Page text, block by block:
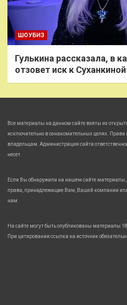
ШОУБИЗ
Гулькина рассказала, в
отзовет иск к Суханкиной
Все материалы на данном сайте взяты из
исключительно в ознакомительных целях.
владельцам. Администрация сайта
несет.
Если Вы обнаружили на нашем сайте
права, принадлежащие Вам, Вашей компании
нам.
На сайте могут быть опубликованы материалы
При цитировании ссылка на источник